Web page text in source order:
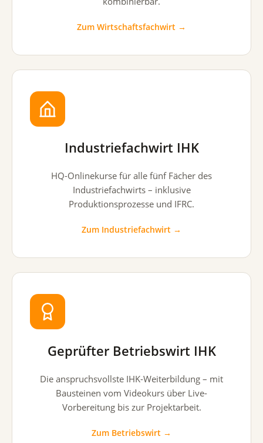
Zum Wirtschaftsfachwirt →
Industriefachwirt IHK
HQ-Onlinekurse für alle fünf Fächer des
Industriefachwirts – inklusive
Produktionsprozesse und IFRC.
Zum Industriefachwirt →
Geprüfter Betriebswirt IHK
Die anspruchsvollste IHK-Weiterbildung – mit
Bausteinen vom Videokurs über Live-
Vorbereitung bis zur Projektarbeit.
Zum Betriebswirt →